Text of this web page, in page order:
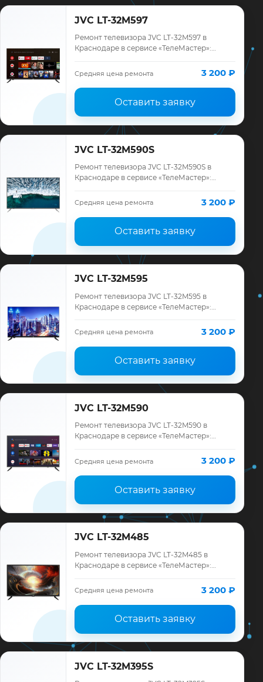
JVC LT-32M597
Ремонт телевизора JVC LT-32M597 в
Краснодаре в сервисе «ТелеМастер»:
ремонта, запчасти и гарантия до 12
месяцев.
Средняя цена ремонта 3 200 ₽
Оставить заявку
JVC LT-32M590S
Ремонт телевизора JVC LT-32M590S в
Краснодаре в сервисе «ТелеМастер»:
ремонта, запчасти и гарантия до 12
Средняя цена ремонта 3 200 ₽
Оставить заявку
JVC LT-32M595
Ремонт телевизора JVC LT-32M595 в
Краснодаре в сервисе «ТелеМастер»:
ремонта, запчасти и гарантия до 12
месяцев.
Средняя цена ремонта 3 200 ₽
Оставить заявку
JVC LT-32M590
Ремонт телевизора JVC LT-32M590 в
Краснодаре в сервисе «ТелеМастер»:
ремонта, запчасти и гарантия до 12
месяцев.
Средняя цена ремонта 3 200 ₽
Оставить заявку
JVC LT-32M485
Ремонт телевизора JVC LT-32M485 в
Краснодаре в сервисе «ТелеМастер»:
ремонта, запчасти и гарантия до 12
месяцев.
Средняя цена ремонта 3 200 ₽
Оставить заявку
JVC LT-32M395S